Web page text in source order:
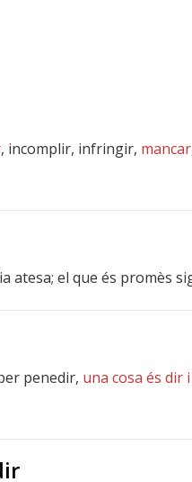
, incomplir, infringir, mancar
el que és promès
penedir, una cosa és dir